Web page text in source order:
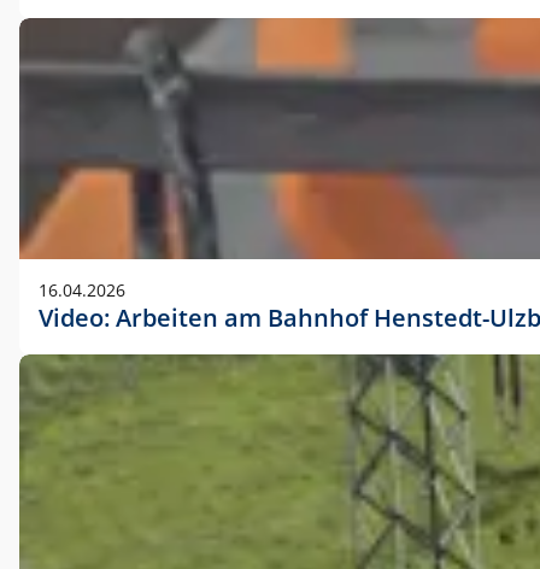
16.04.2026
Video: Arbeiten am Bahnhof Henstedt-